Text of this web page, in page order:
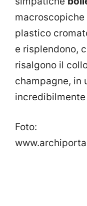
plastico
e risplendono,
risalgono il
champagne, in
Foto: